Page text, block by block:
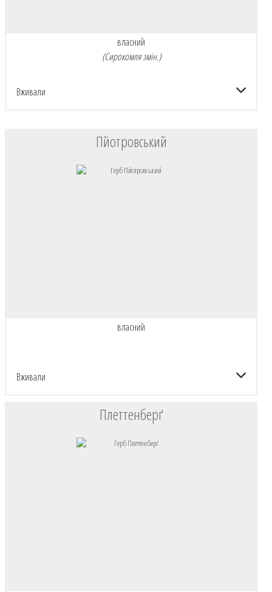
власний
(Сирокомля змін.)
Вживали
Пйотровський
власний
Вживали
Плеттенберґ